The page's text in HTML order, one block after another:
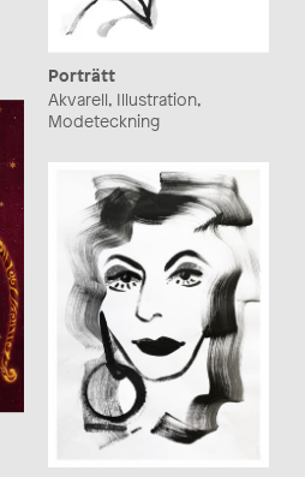
Porträtt
Akvarell, Illustration,
Modeteckning